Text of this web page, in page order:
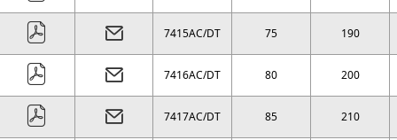
7415AC/DT 75 190
7416AC/DT 80 200
7417AC/DT 85 210